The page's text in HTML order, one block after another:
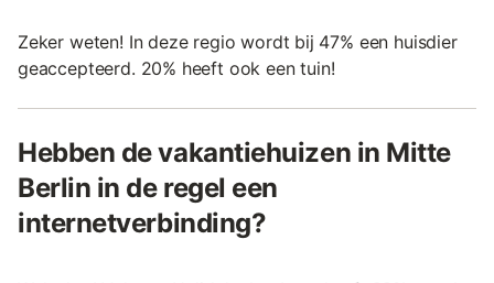
Zeker weten! In deze regio wordt bij 47% een huisdier
geaccepteerd. 20% heeft ook een tuin!
Hebben de vakantiehuizen in Mitte
Berlin in de regel een
internetverbinding?